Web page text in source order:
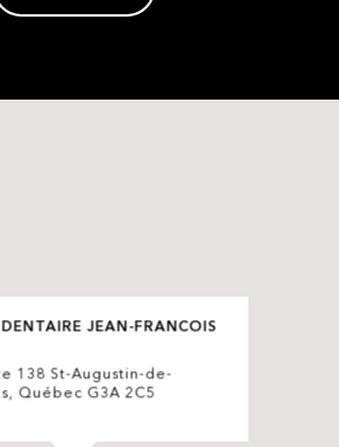
JEAN-FRANCOIS
138 St-Augustin-de-
Québec G3A 2C5